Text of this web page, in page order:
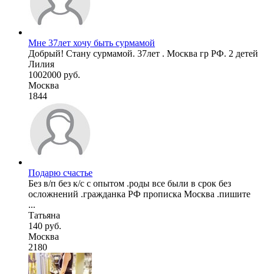
Мне 37лет хочу быть сурмамой
Добрый! Стану сурмамой. 37лет . Москва гр РФ. 2 детей
Лилия
1002000 руб.
Москва
1844
Подарю счастье
Без в/п без к/с с опытом .роды все были в срок без
осложнений .гражданка РФ прописка Москва .пишите
...
Татьяна
140 руб.
Москва
2180